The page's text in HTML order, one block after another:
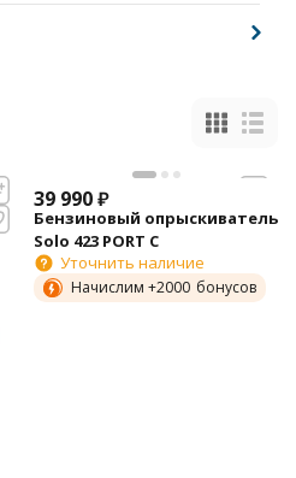
39 990₽
Бензиновый опрыскиватель
Solo 423 PORT C
Уточнить наличие
Начислим +2000 бонусов